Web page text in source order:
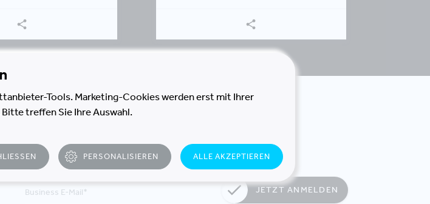
SHOW ALL
JETZT ANMELDEN
Tools. Marketing-Cookies werden erst mit Ihrer
treffen Sie Ihre Auswahl.
PERSONALISIEREN ALLE AKZEPTIEREN